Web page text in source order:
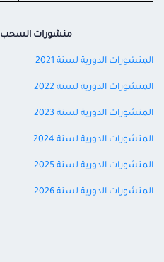
منشورات السحب
المنشورات الدورية لسنة 2021
المنشورات الدورية لسنة 2022
المنشورات الدورية لسنة 2023
المنشورات الدورية لسنة 2024
المنشورات الدورية لسنة 2025
المنشورات الدورية لسنة 2026